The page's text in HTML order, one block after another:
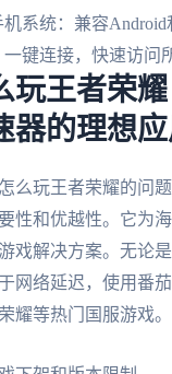
系统：兼容Android
键连接，快速访问
玩王者荣
器的理想应
么玩王者荣耀的问
性和优越性。它为
戏解决方案。无论
网络延迟，使用番
耀等热门国服游戏。